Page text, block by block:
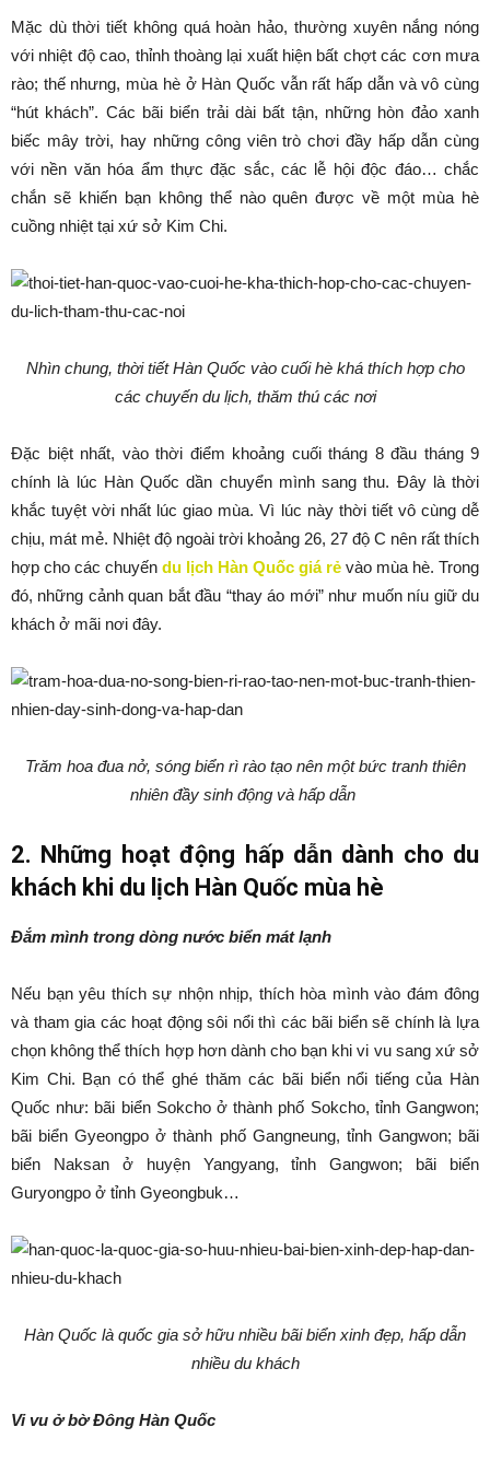
Mặc dù thời tiết không quá hoàn hảo, thường xuyên nắng nóng
với nhiệt độ cao, thỉnh thoàng lại xuất hiện bất chợt các cơn mưa
rào; thế nhưng, mùa hè ở Hàn Quốc vẫn rất hấp dẫn và vô cùng
“hút khách”. Các bãi biển trải dài bất tận, những hòn đảo xanh
biếc mây trời, hay những công viên trò chơi đầy hấp dẫn cùng
với nền văn hóa ẩm thực đặc sắc, các lễ hội độc đáo… chắc
chắn sẽ khiến bạn không thể nào quên được về một mùa hè
cuồng nhiệt tại xứ sở Kim Chi.
Nhìn chung, thời tiết Hàn Quốc vào cuối hè khá thích hợp cho
các chuyến du lịch, thăm thú các nơi
Đặc biệt nhất, vào thời điểm khoảng cuối tháng 8 đầu tháng 9
chính là lúc Hàn Quốc dần chuyển mình sang thu. Đây là thời
khắc tuyệt vời nhất lúc giao mùa. Vì lúc này thời tiết vô cùng dễ
chịu, mát mẻ. Nhiệt độ ngoài trời khoảng 26, 27 độ C nên rất thích
hợp cho các chuyến du lịch Hàn Quốc giá rẻ vào mùa hè. Trong
đó, những cảnh quan bắt đầu “thay áo mới” như muốn níu giữ du
khách ở mãi nơi đây.
Trăm hoa đua nở, sóng biển rì rào tạo nên một bức tranh thiên
nhiên đầy sinh động và hấp dẫn
2. Những hoạt động hấp dẫn dành cho du
khách khi du lịch Hàn Quốc mùa hè
Đắm mình trong dòng nước biển mát lạnh
Nếu bạn yêu thích sự nhộn nhịp, thích hòa mình vào đám đông
và tham gia các hoạt động sôi nổi thì các bãi biển sẽ chính là lựa
chọn không thể thích hợp hơn dành cho bạn khi vi vu sang xứ sở
Kim Chi. Bạn có thể ghé thăm các bãi biển nổi tiếng của Hàn
Quốc như: bãi biển Sokcho ở thành phố Sokcho, tỉnh Gangwon;
bãi biển Gyeongpo ở thành phố Gangneung, tỉnh Gangwon; bãi
biển Naksan ở huyện Yangyang, tỉnh Gangwon; bãi biển
Guryongpo ở tỉnh Gyeongbuk…
Hàn Quốc là quốc gia sở hữu nhiều bãi biển xinh đẹp, hấp dẫn
nhiều du khách
Vi vu ở bờ Đông Hàn Quốc